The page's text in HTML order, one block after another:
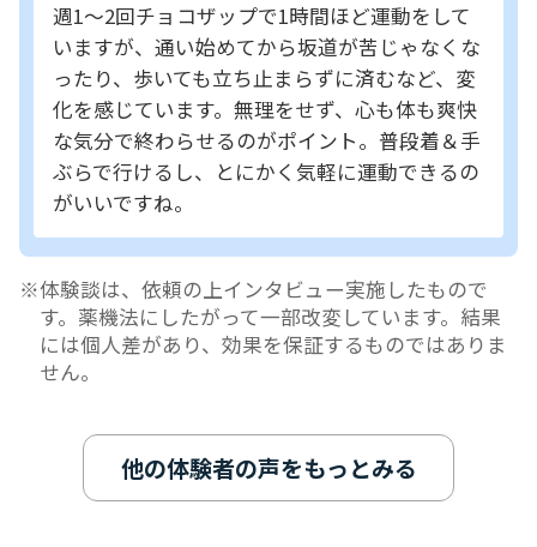
週1～2回チョコザップで1時間ほど運動をして
いますが、通い始めてから坂道が苦じゃなくな
ったり、歩いても立ち止まらずに済むなど、変
化を感じています。無理をせず、心も体も爽快
な気分で終わらせるのがポイント。普段着＆手
ぶらで行けるし、とにかく気軽に運動できるの
がいいですね。
体験談は、依頼の上インタビュー実施したもので
す。薬機法にしたがって一部改変しています。結果
には個人差があり、効果を保証するものではありま
せん。
他の体験者の声をもっとみる